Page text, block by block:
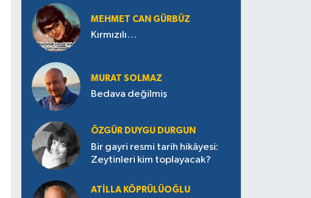
MEHMET CAN GÜRBÜZ
Kırmızılı…
MURAT SOLMAZ
Bedava değilmiş
ÖZGÜR DUYGU DURGUN
Bir gayri resmi tarih hikâyesi:
Zeytinleri kim toplayacak?
ATILLA KÖPRÜLÜOĞLU